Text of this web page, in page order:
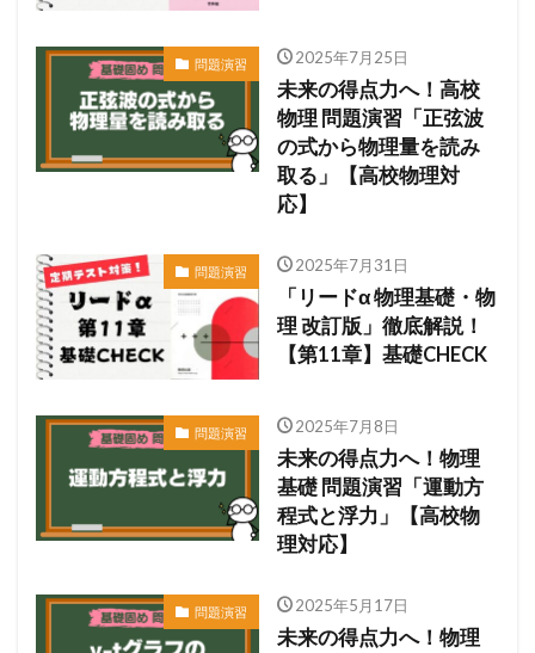
問題演習 2025年7月25日
未来の得点力へ！高校
物理 問題演習「正弦波
の式から物理量を読み
取る」【高校物理対
応】
問題演習 2025年7月31日
「リードα 物理基礎・物
理 改訂版」徹底解説！
【第11章】基礎CHECK
問題演習 2025年7月8日
未来の得点力へ！物理
基礎 問題演習「運動方
程式と浮力」【高校物
理対応】
問題演習 2025年5月17日
未来の得点力へ！物理